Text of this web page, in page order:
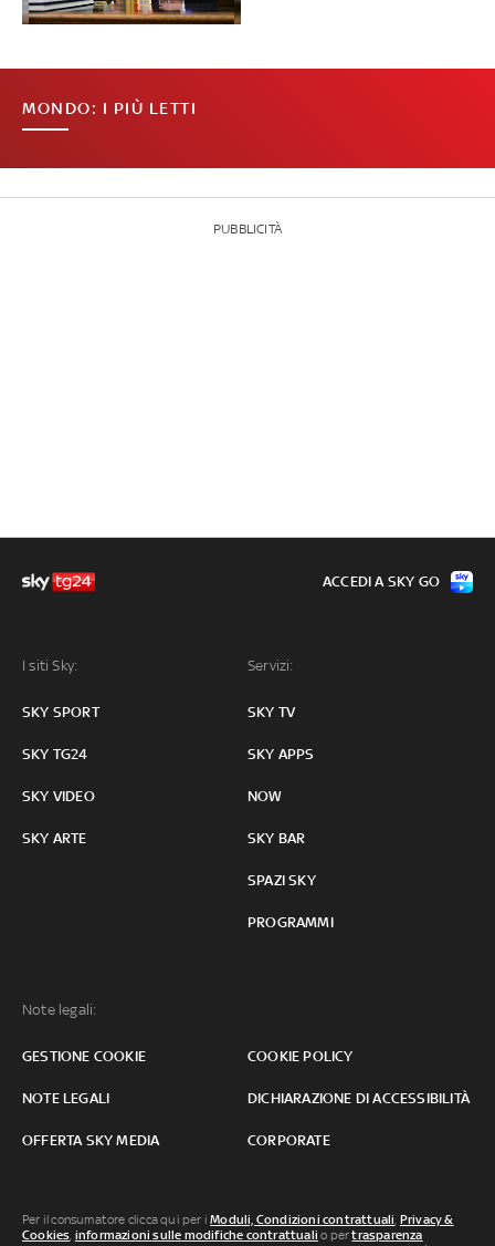
MONDO: I PIÙ LETTI
PUBBLICITÀ
I siti Sky:
SKY SPORT
SKY TG24
SKY VIDEO
SKY ARTE
Servizi:
SKY TV
SKY APPS
NOW
SKY BAR
SPAZI SKY
PROGRAMMI
Note legali:
GESTIONE COOKIE COOKIE POLICY
NOTE LEGALI DICHIARAZIONE DI ACCESSIBILITÀ
OFFERTA SKY MEDIA CORPORATE
ACCEDI A SKY GO
Per il consumatore clicca qui per iModuli, Condizioni contrattuali, Privacy &
Cookies, informazioni sulle modifiche contrattuali o pertrasparenza